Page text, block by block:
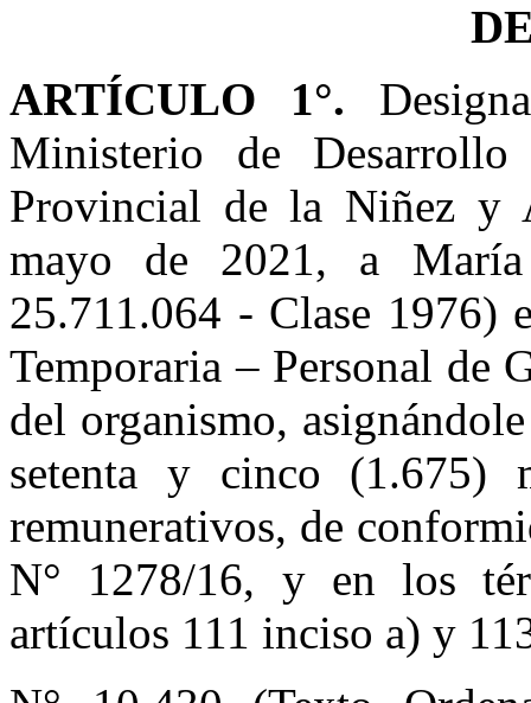
ARTÍCULO 1°.
Ministerio de
Provincial de la Niñez y
mayo de 2021, a
25.711.064 - Clase 1976)
Temporaria – Personal de
del organismo,
setenta y cinco (1.675)
remunerativos, de
N° 1278/16, y en los
artículos 111 inciso a) y